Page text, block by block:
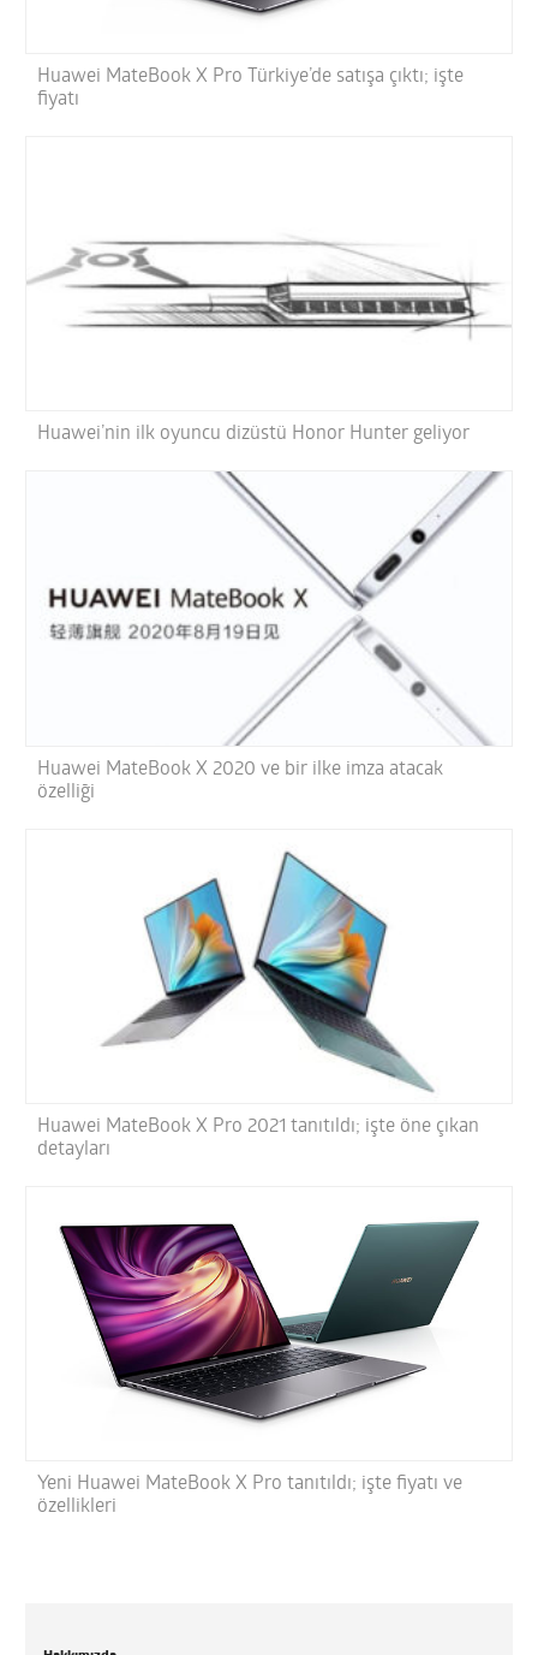
Huawei MateBook X Pro Türkiye’de satışa çıktı; işte
fiyatı
Huawei’nin ilk oyuncu dizüstü Honor Hunter geliyor
Huawei MateBook X 2020 ve bir ilke imza atacak
özelliği
Huawei MateBook X Pro 2021 tanıtıldı; işte öne çıkan
detayları
Yeni Huawei MateBook X Pro tanıtıldı; işte fiyatı ve
özellikleri